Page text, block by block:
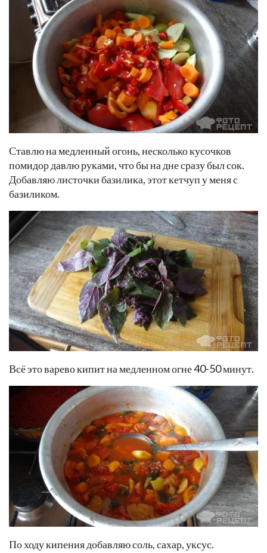
Ставлю на медленный огонь, несколько кусочков
помидор давлю руками, что бы на дне сразу был сок.
Добавляю листочки базилика, этот кетчуп у меня с
базиликом.
Всё это варево кипит на медленном огне 40-50 минут.
По ходу кипения добавляю соль, сахар, уксус.